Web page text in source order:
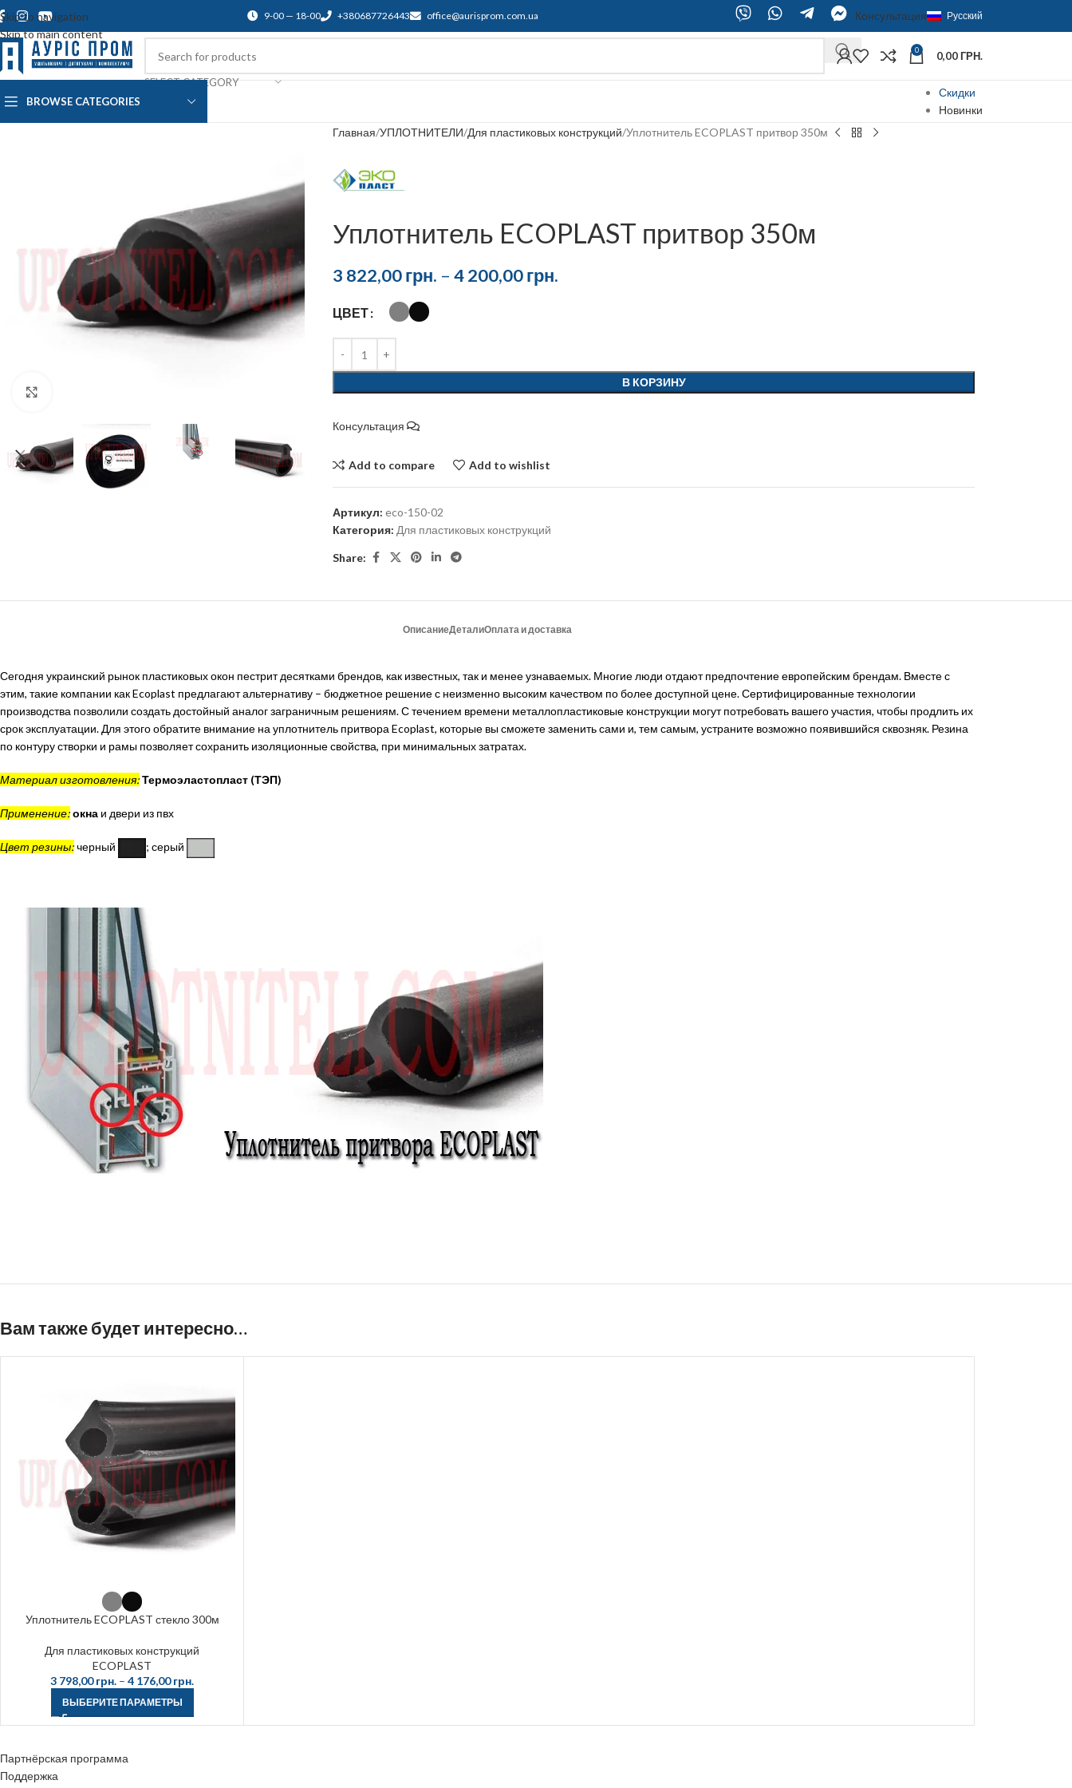
Skip to navigation
Skip to main content
9-00 — 18-00 +380687726443 office@aurisprom.com.ua Консультация Русский
SELECT CATEGORY
0 0,00ГРН.
BROWSE CATEGORIES
Скидки
Новинки
Главная УПЛОТНИТЕЛИ Для пластиковых конструкций Уплотнитель ECOPLAST притвор 350м
Уплотнитель ECOPLAST притвор 350м
3 822,00грн. – 4 200,00грн.
ЦВЕТ
В КОРЗИНУ
Консультация
Add to compare Add to wishlist
Артикул:eco-150-02
Категория: Для пластиковых конструкций
Share:
ОписаниеДеталиОплата и доставка
Сегодня украинский рынок пластиковых окон пестрит десятками брендов, как известных, так и менее узнаваемых. Многие люди отдают предпочтение европейским брендам. Вместе с
этим, такие компании как Ecoplast предлагают альтернативу – бюджетное решение с неизменно высоким качеством по более доступной цене. Сертифицированные технологии
производства позволили создать достойный аналог заграничным решениям. С течением времени металлопластиковые конструкции могут потребовать вашего участия, чтобы продлить их
срок эксплуатации. Для этого обратите внимание на уплотнитель притвора Ecoplast, которые вы сможете заменить сами и, тем самым, устраните возможно появившийся сквозняк. Резина
по контуру створки и рамы позволяет сохранить изоляционные свойства, при минимальных затратах.
Материал изготовления:Термоэластопласт (ТЭП)
Применение:окна и двери из пвх
Цвет резины:черный ; серый
Вам также будет интересно…
Уплотнитель ECOPLAST стекло 300м
Для пластиковых конструкций
ECOPLAST
3 798,00грн. – 4 176,00грн.
ВЫБЕРИТЕ ПАРАМЕТРЫ
Партнёрская программа
Поддержка